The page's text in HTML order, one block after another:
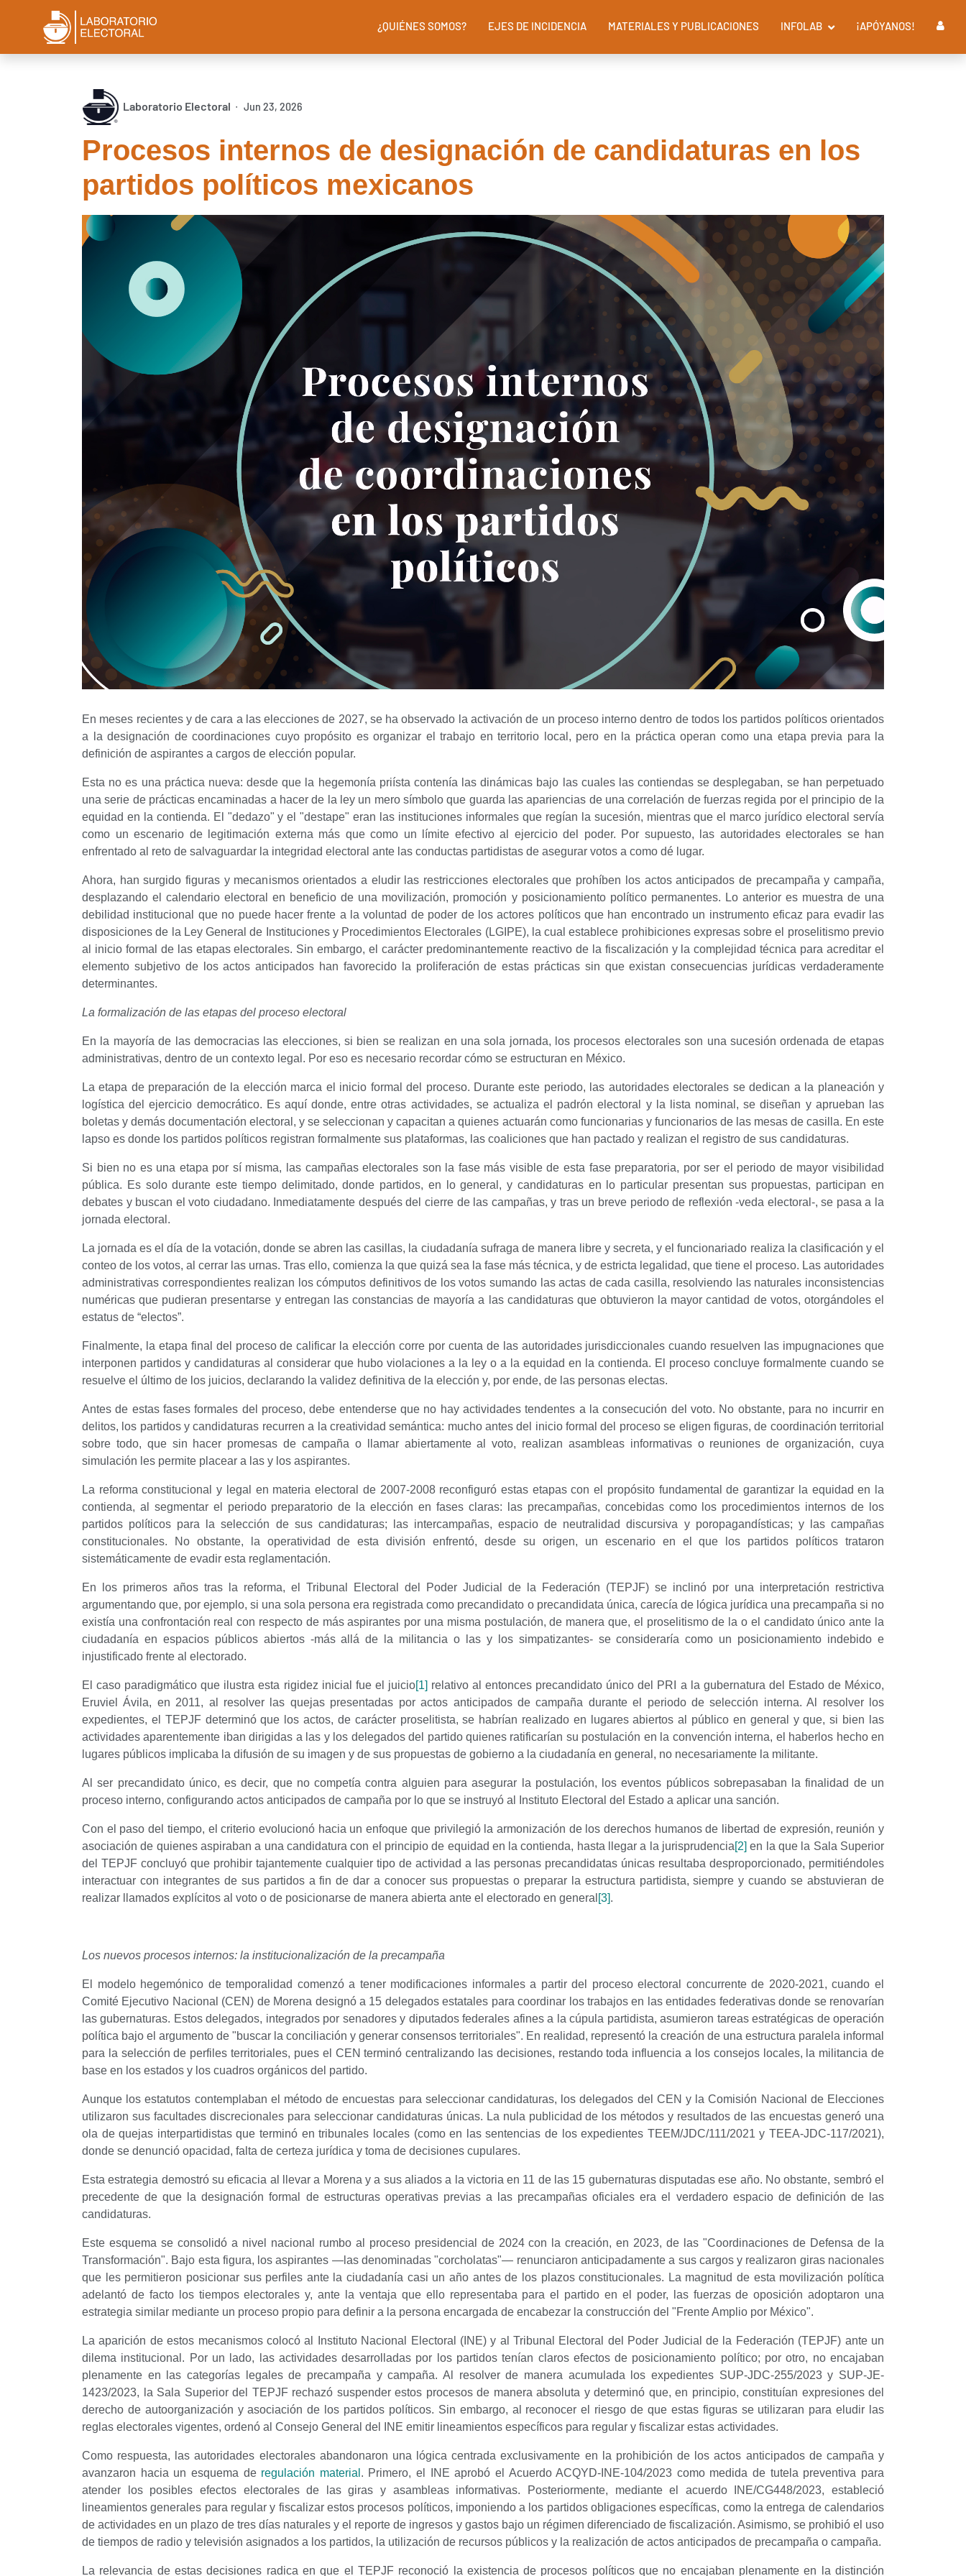
¿QUIÉNES SOMOS? EJES DE INCIDENCIA MATERIALES Y PUBLICACIONES INFOLAB ¡APÓYANOS!
Laboratorio Electoral ∙ Jun 23, 2026
Procesos internos de designación de candidaturas en los
partidos políticos mexicanos
En meses recientes y de cara a las elecciones de 2027, se ha observado la activación de un proceso interno dentro de todos los partidos políticos orientados
a la designación de coordinaciones cuyo propósito es organizar el trabajo en territorio local, pero en la práctica operan como una etapa previa para la
definición de aspirantes a cargos de elección popular.
Esta no es una práctica nueva: desde que la hegemonía priísta contenía las dinámicas bajo las cuales las contiendas se desplegaban, se han perpetuado
una serie de prácticas encaminadas a hacer de la ley un mero símbolo que guarda las apariencias de una correlación de fuerzas regida por el principio de la
equidad en la contienda. El "dedazo" y el "destape" eran las instituciones informales que regían la sucesión, mientras que el marco jurídico electoral servía
como un escenario de legitimación externa más que como un límite efectivo al ejercicio del poder. Por supuesto, las autoridades electorales se han
enfrentado al reto de salvaguardar la integridad electoral ante las conductas partidistas de asegurar votos a como dé lugar.
Ahora, han surgido figuras y mecanismos orientados a eludir las restricciones electorales que prohíben los actos anticipados de precampaña y campaña,
desplazando el calendario electoral en beneficio de una movilización, promoción y posicionamiento político permanentes. Lo anterior es muestra de una
debilidad institucional que no puede hacer frente a la voluntad de poder de los actores políticos que han encontrado un instrumento eficaz para evadir las
disposiciones de la Ley General de Instituciones y Procedimientos Electorales (LGIPE), la cual establece prohibiciones expresas sobre el proselitismo previo
al inicio formal de las etapas electorales. Sin embargo, el carácter predominantemente reactivo de la fiscalización y la complejidad técnica para acreditar el
elemento subjetivo de los actos anticipados han favorecido la proliferación de estas prácticas sin que existan consecuencias jurídicas verdaderamente
determinantes.
La formalización de las etapas del proceso electoral
En la mayoría de las democracias las elecciones, si bien se realizan en una sola jornada, los procesos electorales son una sucesión ordenada de etapas
administrativas, dentro de un contexto legal. Por eso es necesario recordar cómo se estructuran en México.
La etapa de preparación de la elección marca el inicio formal del proceso. Durante este periodo, las autoridades electorales se dedican a la planeación y
logística del ejercicio democrático. Es aquí donde, entre otras actividades, se actualiza el padrón electoral y la lista nominal, se diseñan y aprueban las
boletas y demás documentación electoral, y se seleccionan y capacitan a quienes actuarán como funcionarias y funcionarios de las mesas de casilla. En este
lapso es donde los partidos políticos registran formalmente sus plataformas, las coaliciones que han pactado y realizan el registro de sus candidaturas.
Si bien no es una etapa por sí misma, las campañas electorales son la fase más visible de esta fase preparatoria, por ser el periodo de mayor visibilidad
pública. Es solo durante este tiempo delimitado, donde partidos, en lo general, y candidaturas en lo particular presentan sus propuestas, participan en
debates y buscan el voto ciudadano. Inmediatamente después del cierre de las campañas, y tras un breve periodo de reflexión -veda electoral-, se pasa a la
jornada electoral.
La jornada es el día de la votación, donde se abren las casillas, la ciudadanía sufraga de manera libre y secreta, y el funcionariado realiza la clasificación y el
conteo de los votos, al cerrar las urnas. Tras ello, comienza la que quizá sea la fase más técnica, y de estricta legalidad, que tiene el proceso. Las autoridades
administrativas correspondientes realizan los cómputos definitivos de los votos sumando las actas de cada casilla, resolviendo las naturales inconsistencias
numéricas que pudieran presentarse y entregan las constancias de mayoría a las candidaturas que obtuvieron la mayor cantidad de votos, otorgándoles el
estatus de “electos”.
Finalmente, la etapa final del proceso de calificar la elección corre por cuenta de las autoridades jurisdiccionales cuando resuelven las impugnaciones que
interponen partidos y candidaturas al considerar que hubo violaciones a la ley o a la equidad en la contienda. El proceso concluye formalmente cuando se
resuelve el último de los juicios, declarando la validez definitiva de la elección y, por ende, de las personas electas.
Antes de estas fases formales del proceso, debe entenderse que no hay actividades tendentes a la consecución del voto. No obstante, para no incurrir en
delitos, los partidos y candidaturas recurren a la creatividad semántica: mucho antes del inicio formal del proceso se eligen figuras, de coordinación territorial
sobre todo, que sin hacer promesas de campaña o llamar abiertamente al voto, realizan asambleas informativas o reuniones de organización, cuya
simulación les permite placear a las y los aspirantes.
La reforma constitucional y legal en materia electoral de 2007-2008 reconfiguró estas etapas con el propósito fundamental de garantizar la equidad en la
contienda, al segmentar el periodo preparatorio de la elección en fases claras: las precampañas, concebidas como los procedimientos internos de los
partidos políticos para la selección de sus candidaturas; las intercampañas, espacio de neutralidad discursiva y poropagandísticas; y las campañas
constitucionales. No obstante, la operatividad de esta división enfrentó, desde su origen, un escenario en el que los partidos políticos trataron
sistemáticamente de evadir esta reglamentación.
En los primeros años tras la reforma, el Tribunal Electoral del Poder Judicial de la Federación (TEPJF) se inclinó por una interpretación restrictiva
argumentando que, por ejemplo, si una sola persona era registrada como precandidato o precandidata única, carecía de lógica jurídica una precampaña si no
existía una confrontación real con respecto de más aspirantes por una misma postulación, de manera que, el proselitismo de la o el candidato único ante la
ciudadanía en espacios públicos abiertos -más allá de la militancia o las y los simpatizantes- se consideraría como un posicionamiento indebido e
injustificado frente al electorado.
El caso paradigmático que ilustra esta rigidez inicial fue el juicio[1] relativo al entonces precandidato único del PRI a la gubernatura del Estado de México,
Eruviel Ávila, en 2011, al resolver las quejas presentadas por actos anticipados de campaña durante el periodo de selección interna. Al resolver los
expedientes, el TEPJF determinó que los actos, de carácter proselitista, se habrían realizado en lugares abiertos al público en general y que, si bien las
actividades aparentemente iban dirigidas a las y los delegados del partido quienes ratificarían su postulación en la convención interna, el haberlos hecho en
lugares públicos implicaba la difusión de su imagen y de sus propuestas de gobierno a la ciudadanía en general, no necesariamente la militante.
Al ser precandidato único, es decir, que no competía contra alguien para asegurar la postulación, los eventos públicos sobrepasaban la finalidad de un
proceso interno, configurando actos anticipados de campaña por lo que se instruyó al Instituto Electoral del Estado a aplicar una sanción.
Con el paso del tiempo, el criterio evolucionó hacia un enfoque que privilegió la armonización de los derechos humanos de libertad de expresión, reunión y
asociación de quienes aspiraban a una candidatura con el principio de equidad en la contienda, hasta llegar a la jurisprudencia[2] en la que la Sala Superior
del TEPJF concluyó que prohibir tajantemente cualquier tipo de actividad a las personas precandidatas únicas resultaba desproporcionado, permitiéndoles
interactuar con integrantes de sus partidos a fin de dar a conocer sus propuestas o preparar la estructura partidista, siempre y cuando se abstuvieran de
realizar llamados explícitos al voto o de posicionarse de manera abierta ante el electorado en general [3].
Los nuevos procesos internos: la institucionalización de la precampaña
El modelo hegemónico de temporalidad comenzó a tener modificaciones informales a partir del proceso electoral concurrente de 2020-2021, cuando el
Comité Ejecutivo Nacional (CEN) de Morena designó a 15 delegados estatales para coordinar los trabajos en las entidades federativas donde se renovarían
las gubernaturas. Estos delegados, integrados por senadores y diputados federales afines a la cúpula partidista, asumieron tareas estratégicas de operación
política bajo el argumento de "buscar la conciliación y generar consensos territoriales". En realidad, representó la creación de una estructura paralela informal
para la selección de perfiles territoriales, pues el CEN terminó centralizando las decisiones, restando toda influencia a los consejos locales, la militancia de
base en los estados y los cuadros orgánicos del partido.
Aunque los estatutos contemplaban el método de encuestas para seleccionar candidaturas, los delegados del CEN y la Comisión Nacional de Elecciones
utilizaron sus facultades discrecionales para seleccionar candidaturas únicas. La nula publicidad de los métodos y resultados de las encuestas generó una
ola de quejas interpartidistas que terminó en tribunales locales (como en las sentencias de los expedientes TEEM/JDC/111/2021 y TEEA-JDC-117/2021),
donde se denunció opacidad, falta de certeza jurídica y toma de decisiones cupulares.
Esta estrategia demostró su eficacia al llevar a Morena y a sus aliados a la victoria en 11 de las 15 gubernaturas disputadas ese año. No obstante, sembró el
precedente de que la designación formal de estructuras operativas previas a las precampañas oficiales era el verdadero espacio de definición de las
candidaturas.
Este esquema se consolidó a nivel nacional rumbo al proceso presidencial de 2024 con la creación, en 2023, de las "Coordinaciones de Defensa de la
Transformación". Bajo esta figura, los aspirantes —las denominadas "corcholatas"— renunciaron anticipadamente a sus cargos y realizaron giras nacionales
que les permitieron posicionar sus perfiles ante la ciudadanía casi un año antes de los plazos constitucionales. La magnitud de esta movilización política
adelantó de facto los tiempos electorales y, ante la ventaja que ello representaba para el partido en el poder, las fuerzas de oposición adoptaron una
estrategia similar mediante un proceso propio para definir a la persona encargada de encabezar la construcción del "Frente Amplio por México".
La aparición de estos mecanismos colocó al Instituto Nacional Electoral (INE) y al Tribunal Electoral del Poder Judicial de la Federación (TEPJF) ante un
dilema institucional. Por un lado, las actividades desarrolladas por los partidos tenían claros efectos de posicionamiento político; por otro, no encajaban
plenamente en las categorías legales de precampaña y campaña. Al resolver de manera acumulada los expedientes SUP-JDC-255/2023 y SUP-JE-
1423/2023, la Sala Superior del TEPJF rechazó suspender estos procesos de manera absoluta y determinó que, en principio, constituían expresiones del
derecho de autoorganización y asociación de los partidos políticos. Sin embargo, al reconocer el riesgo de que estas figuras se utilizaran para eludir las
reglas electorales vigentes, ordenó al Consejo General del INE emitir lineamientos específicos para regular y fiscalizar estas actividades.
Como respuesta, las autoridades electorales abandonaron una lógica centrada exclusivamente en la prohibición de los actos anticipados de campaña y
avanzaron hacia un esquema de regulación material . Primero, el INE aprobó el Acuerdo ACQYD-INE-104/2023 como medida de tutela preventiva para
atender los posibles efectos electorales de las giras y asambleas informativas. Posteriormente, mediante el acuerdo INE/CG448/2023, estableció
lineamientos generales para regular y fiscalizar estos procesos políticos, imponiendo a los partidos obligaciones específicas, como la entrega de calendarios
de actividades en un plazo de tres días naturales y el reporte de ingresos y gastos bajo un régimen diferenciado de fiscalización. Asimismo, se prohibió el uso
de tiempos de radio y televisión asignados a los partidos, la utilización de recursos públicos y la realización de actos anticipados de precampaña o campaña.
La relevancia de estas decisiones radica en que el TEPJF reconoció la existencia de procesos políticos que no encajaban plenamente en la distinción